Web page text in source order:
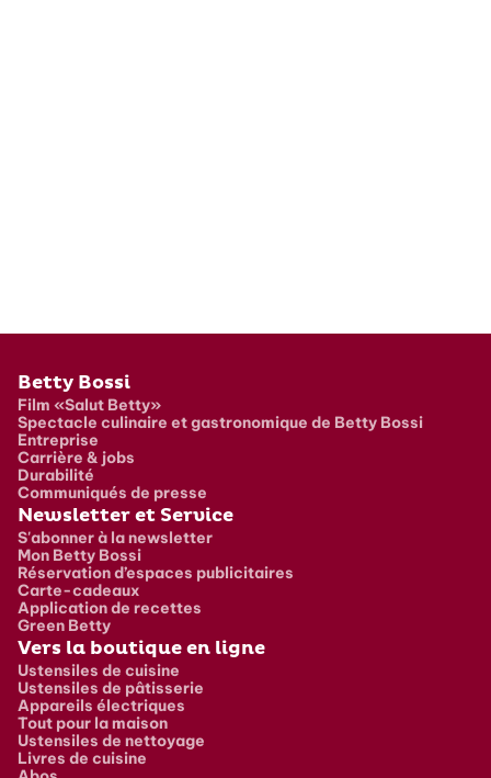
Pied de page
Betty Bossi
Film «Salut Betty»
Spectacle culinaire et gastronomique de Betty Bossi
Entreprise
Carrière & jobs
Durabilité
Communiqués de presse
Newsletter et Service
S'abonner à la newsletter
Mon Betty Bossi
Réservation d’espaces publicitaires
Carte-cadeaux
Application de recettes
Green Betty
Vers la boutique en ligne
Ustensiles de cuisine
Ustensiles de pâtisserie
Appareils électriques
Tout pour la maison
Ustensiles de nettoyage
Livres de cuisine